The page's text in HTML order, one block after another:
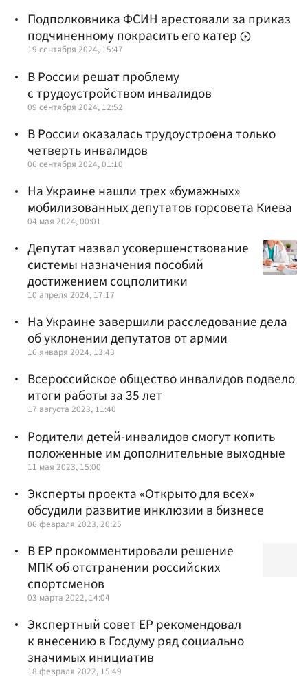
Подполковника ФСИН арестовали за приказ
подчиненному покрасить его катер
19 сентября 2024, 15:47
В России решат проблему
с трудоустройством инвалидов
09 сентября 2024, 12:52
В России оказалась трудоустроена только
четверть инвалидов
06 сентября 2024, 01:10
На Украине нашли трех «бумажных»
мобилизованных депутатов горсовета Киева
04 мая 2024, 00:01
Депутат назвал усовершенствование
системы назначения пособий
достижением соцполитики
10 апреля 2024, 17:17
На Украине завершили расследование дела
об уклонении депутатов от армии
16 января 2024, 13:43
Всероссийское общество инвалидов подвело
итоги работы за 35 лет
17 августа 2023, 11:40
Родители детей-инвалидов смогут копить
положенные им дополнительные выходные
11 мая 2023, 15:00
Эксперты проекта «Открыто для всех»
обсудили развитие инклюзии в бизнесе
06 февраля 2023, 20:25
В ЕР прокомментировали решение
МПК об отстранении российских
спортсменов
03 марта 2022, 14:04
Экспертный совет ЕР рекомендовал
к внесению в Госдуму ряд социально
значимых инициатив
18 февраля 2022, 15:49